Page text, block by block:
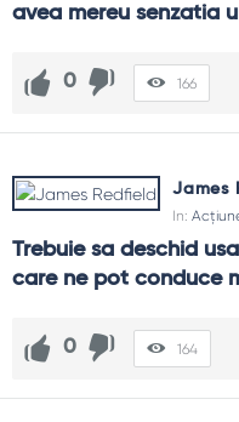
avea mereu senzatia
0 166
James
In:
Trebuie sa deschid
care ne pot conduce
0 164